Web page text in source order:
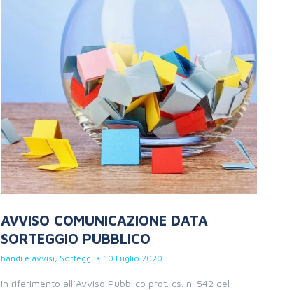
AVVISO COMUNICAZIONE DATA
SORTEGGIO PUBBLICO
bandi e avvisi, Sorteggi 10 Luglio 2020
In riferimento all’Avviso Pubblico prot. cs. n. 542 del